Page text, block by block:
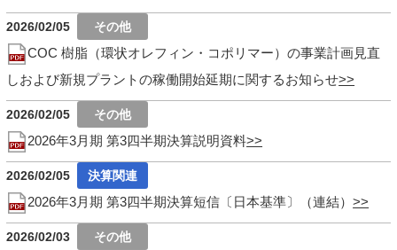
2026/02/05
COC 樹脂（環状オレフィン・コポリマー）の事業計画見直
しおよび新規プラントの稼働開始延期に関するお知らせ
2026/02/05
2026年3月期 第3四半期決算説明資料
2026/02/05
2026年3月期 第3四半期決算短信〔日本基準〕（連結）
2026/02/03